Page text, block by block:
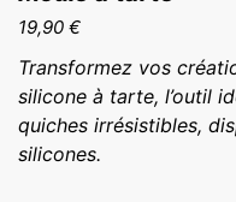
19,90 €
Transformez vos
silicone à tarte, l’outil
quiches irrésistibles,
silicones.